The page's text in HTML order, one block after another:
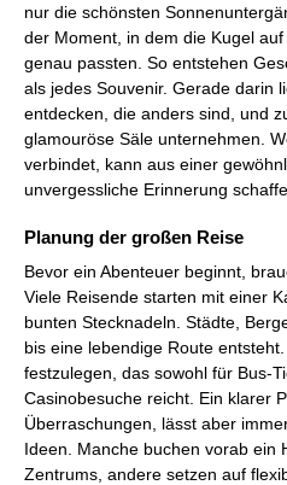
nur die schönsten
der Moment, in dem die Kugel
genau passten. So entstehen
als jedes Souvenir. Gerade darin
entdecken, die anders sind, und
glamouröse Säle unternehmen.
verbindet, kann aus einer
unvergessliche Erinnerung
Planung der großen Reise
Bevor ein Abenteuer beginnt,
Viele Reisende starten mit einer
bunten Stecknadeln. Städte,
bis eine lebendige Route
festzulegen, das sowohl für Bus-
Casinobesuche reicht. Ein klarer
Überraschungen, lässt aber
Ideen. Manche buchen vorab ein
Zentrums, andere setzen auf